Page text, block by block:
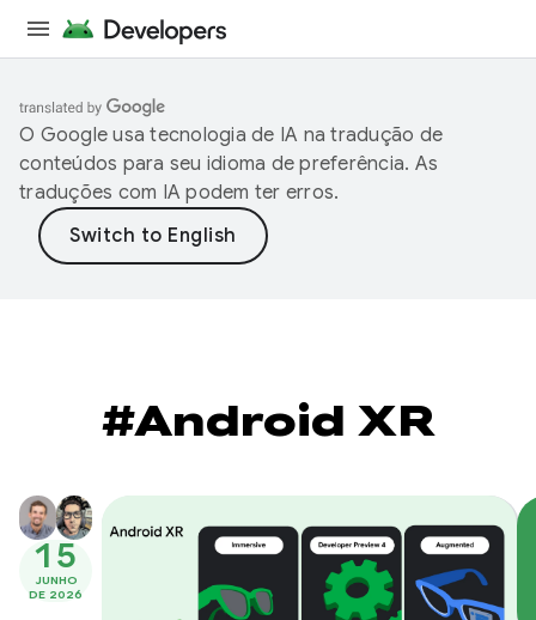
O Google usa tecnologia de IA na tradução de
conteúdos para seu idioma de preferência. As
traduções com IA podem ter erros.
#Android XR
15
JUNHO
DE 2026